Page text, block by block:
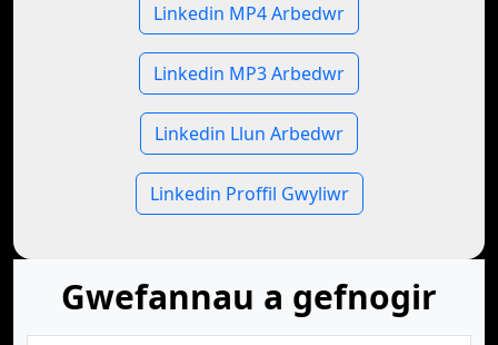
Linkedin MP4 Arbedwr
Linkedin MP3 Arbedwr
Linkedin Llun Arbedwr
Linkedin Proffil Gwyliwr
Gwefannau a gefnogir